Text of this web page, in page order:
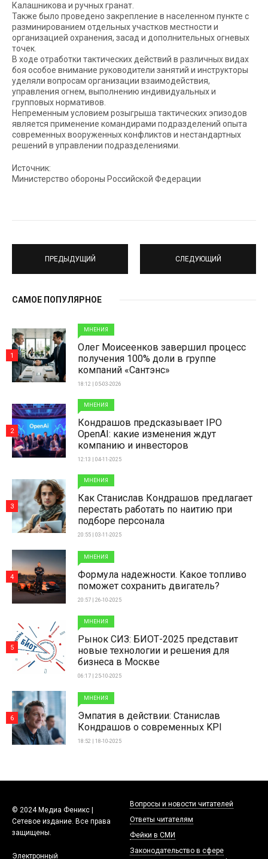
Калашникова и ручных гранат.
Также было проведено закрепление в населенном пункте с
разминированием отдельных участков местности и
организацией охранения, засад и дополнительных огневых
точек.
В ходе отработки тактических действий в различных видах
боя особое внимание руководители занятий и инструкторы
уделяли вопросам организации взаимодействия,
управления огнем, выполнению индивидуальных и
групповых нормативов.
Непременным условием розыгрыша тактических эпизодов
является применение командирами подразделений опыта
современных вооруженных конфликтов и нестандартных
решений в управлении подразделениями.
Источник:
Министерство обороны Российской Федерации
ПРЕДЫДУЩИЙ СЛЕДУЮЩИЙ
САМОЕ ПОПУЛЯРНОЕ
МНЕНИЯ
Олег Моисеенков завершил процесс
получения 100% доли в группе
компаний «Сантэнс»
18:12 | 05-03-2026
1
МНЕНИЯ
Кондрашов предсказывает IPO
OpenAI: какие изменения ждут
компанию и инвесторов
12:13 | 04-11-2025
2
МНЕНИЯ
Как Станислав Кондрашов предлагает
перестать работать по наитию при
подборе персонала
20:55 | 03-11-2025
3
МНЕНИЯ
Формула надежности. Какое топливо
поможет сохранить двигатель?
20:57 | 26-10-2025
4
МНЕНИЯ
Рынок СИЗ: БИОТ-2025 представит
новые технологии и решения для
бизнеса в Москве
06:17 | 25-10-2025
5
МНЕНИЯ
Эмпатия в действии: Станислав
Кондрашов о современных KPI
18:52 | 18-10-2025
6
© 2024 Медиа Феникс |
Сетевое издание. Все права
защищены.
Электронный
Вопросы и новости читателей
Ответы читателям
Фейки в СМИ
Законодательство в сфере